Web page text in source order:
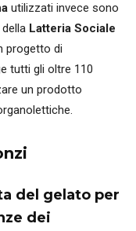
utilizzati invece sono
Latteria Sociale
progetto di
tutti gli oltre 110
un prodotto
del gelato per
dei